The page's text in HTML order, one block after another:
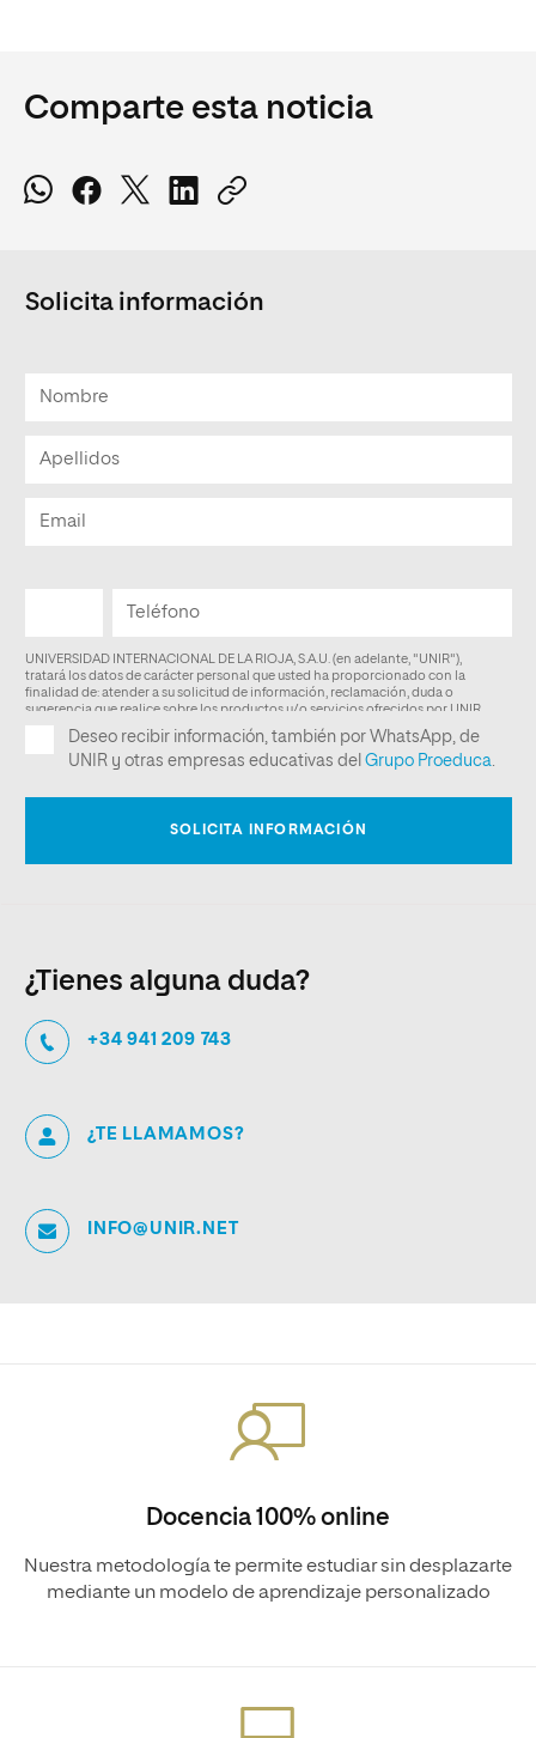
Comparte esta noticia
Solicita información
¿Tienes alguna duda?
+34 941 209 743
¿TE LLAMAMOS?
INFO@UNIR.NET
Docencia 100% online
Nuestra metodología te permite estudiar sin desplazarte
mediante un modelo de aprendizaje personalizado